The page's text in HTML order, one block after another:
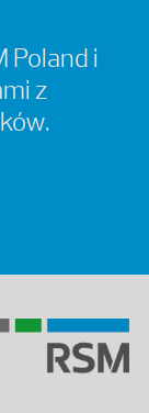
Poland i
z